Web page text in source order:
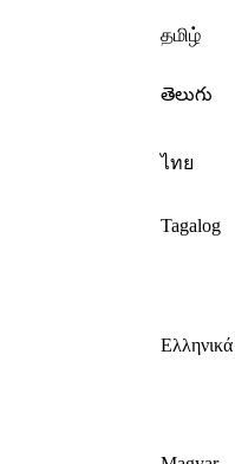
தமிழ்
తెలుగు
ไทย
Tagalog
Ελληνικά